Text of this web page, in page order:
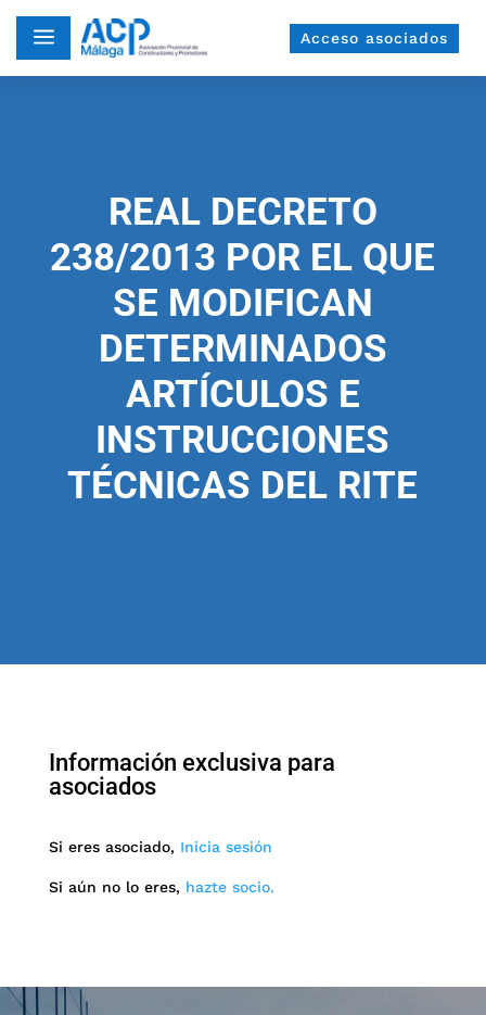
a Acceso asociados
REAL DECRETO
238/2013 POR EL QUE
SE MODIFICAN
DETERMINADOS
ARTÍCULOS E
INSTRUCCIONES
TÉCNICAS DEL RITE
Información exclusiva para
asociados
Si eres asociado, Inicia sesión
Si aún no lo eres, hazte socio.